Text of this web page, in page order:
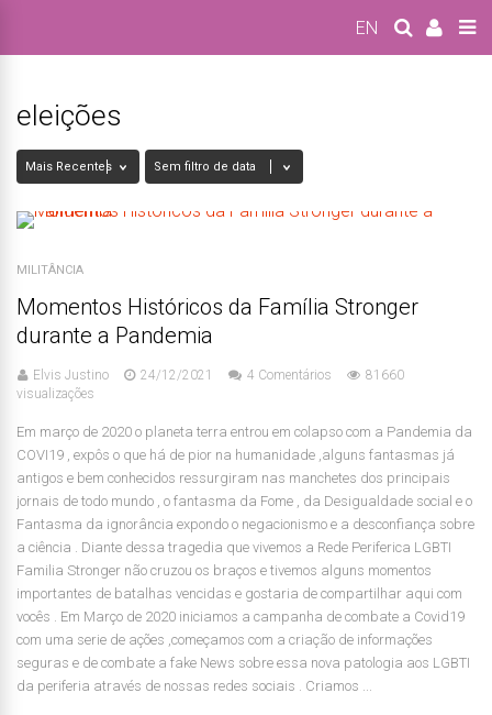
EN
eleições
MILITÂNCIA
Momentos Históricos da Família Stronger
durante a Pandemia
Elvis Justino 24/12/2021 4 Comentários
81660
visualizações
Em março de 2020 o planeta terra entrou em colapso com a Pandemia da
COVI19 , expôs o que há de pior na humanidade ,alguns fantasmas já
antigos e bem conhecidos ressurgiram nas manchetes dos principais
jornais de todo mundo , o fantasma da Fome , da Desigualdade social e o
Fantasma da ignorância expondo o negacionismo e a desconfiança sobre
a ciência . Diante dessa tragedia que vivemos a Rede Periferica LGBTI
Familia Stronger não cruzou os braços e tivemos alguns momentos
importantes de batalhas vencidas e gostaria de compartilhar aqui com
vocês . Em Março de 2020 iniciamos a campanha de combate a Covid19
com uma serie de ações ,começamos com a criação de informações
seguras e de combate a fake News sobre essa nova patologia aos LGBTI
da periferia através de nossas redes sociais . Criamos ...